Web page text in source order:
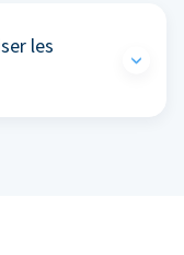
les